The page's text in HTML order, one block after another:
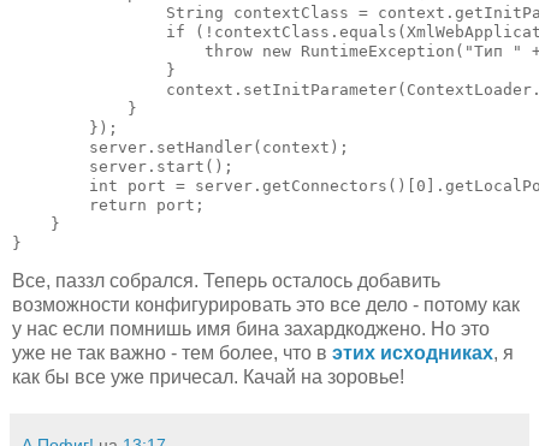
String contextClass =
if
throw new RuntimeException("Тип "
                }
            }
        });
        server.setHandler(context);
        server.start();
int port =
        return port;
    }
}
Все, паззл собрался. Теперь осталось добавить
возможности конфигурировать это все дело - потому как
у нас если помнишь имя бина захардкоджено. Но это
уже не так важно - тем более, что в этих исходниках, я
как бы все уже причесал. Качай на зоровье!